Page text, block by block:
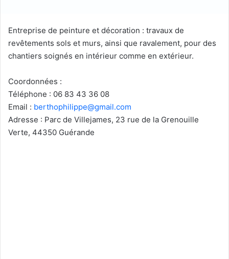
Entreprise de peinture et décoration : travaux de
revêtements sols et murs, ainsi que ravalement, pour des
chantiers soignés en intérieur comme en extérieur.
Coordonnées :
Téléphone : 06 83 43 36 08
Email : berthophilippe@gmail.com
Adresse : Parc de Villejames, 23 rue de la Grenouille
Verte, 44350 Guérande